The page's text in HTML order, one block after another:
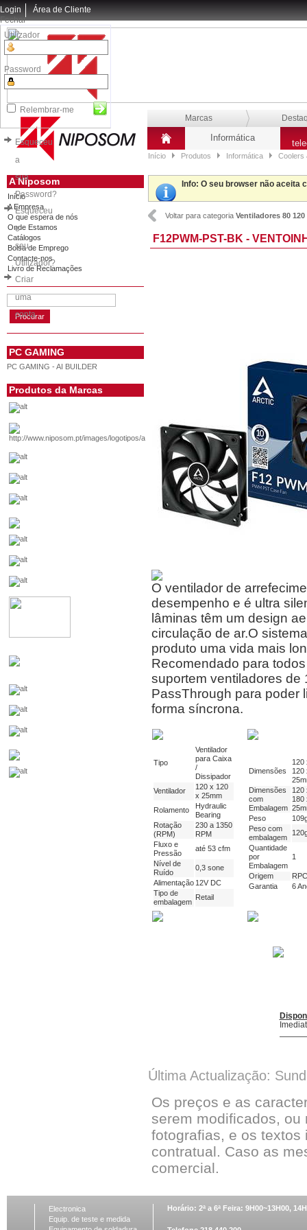
Login
Fechar
Utilizador
Password
Relembrar-me
Esqueceu
a
sua
Password?
Esqueceu
o
seu
Utilizador?
Criar
uma
conta
Área de Cliente
Marcas
Informática
Início Produtos Informática Coolers
A Niposom
Início
A Empresa
O que espera de nós
Onde Estamos
Catálogos
Bolsa de Emprego
Contacte-nos
Livro de Reclamações
PC GAMING
PC GAMING - AI BUILDER
Produtos da Marcas
Info: O seu browser não aceita
Voltar para categoria Ventiladores 80 120
F12PWM-PST-BK -
O ventilador de
desempenho e é ultra
lâminas têm um design
circulação de ar.O
produto uma vida mais
Recomendado para
suportem ventiladores de
PassThrough para poder
forma síncrona.
Tipo
Ventilador
para Caixa
/
Dissipador
Ventilador
120 x 120
x 25mm
Rolamento
Hydraulic
Bearing
Rotação
(RPM)
230 a 1350
RPM
Fluxo e
Pressão
até 53 cfm
Nível de
Ruído
0,3 sone
Alimentação 12V DC
Tipo de
embalagem
Retail
Dimensões
120
120
Dimensões
com
Embalagem
120
180
Peso
Peso com
embalagem
Quantidade
por
Embalagem
1
Origem
RPC
Garantia
6
Última Actualização:
Os preços e as
serem modificados, ou
fotografias, e os
contratual. Caso as
comercial.
Electronica
Equip. de teste e medida
Horário: 2ª a 6ª Feira: 9H00~13H00,